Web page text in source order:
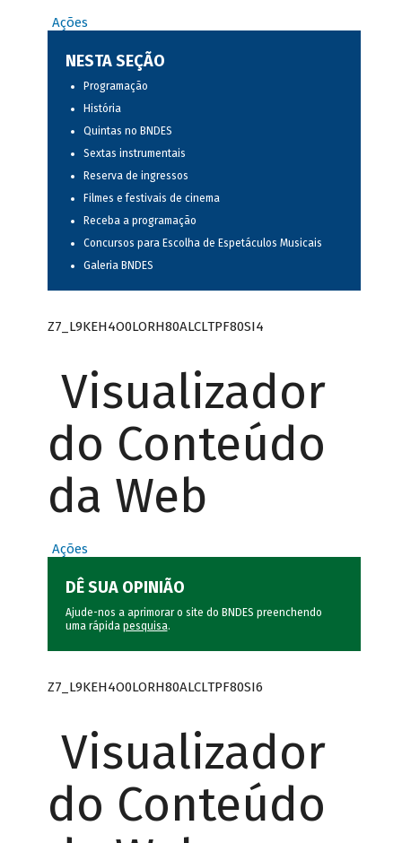
Ações
NESTA SEÇÃO
Programação
História
Quintas no BNDES
Sextas instrumentais
Reserva de ingressos
Filmes e festivais de cinema
Receba a programação
Concursos para Escolha de Espetáculos Musicais
Galeria BNDES
Z7_L9KEH4O0LORH80ALCLTPF80SI4
Visualizador
do Conteúdo
da Web
Ações
DÊ SUA OPINIÃO
Ajude-nos a aprimorar o site do BNDES preenchendo
uma rápida pesquisa.
Z7_L9KEH4O0LORH80ALCLTPF80SI6
Visualizador
do Conteúdo